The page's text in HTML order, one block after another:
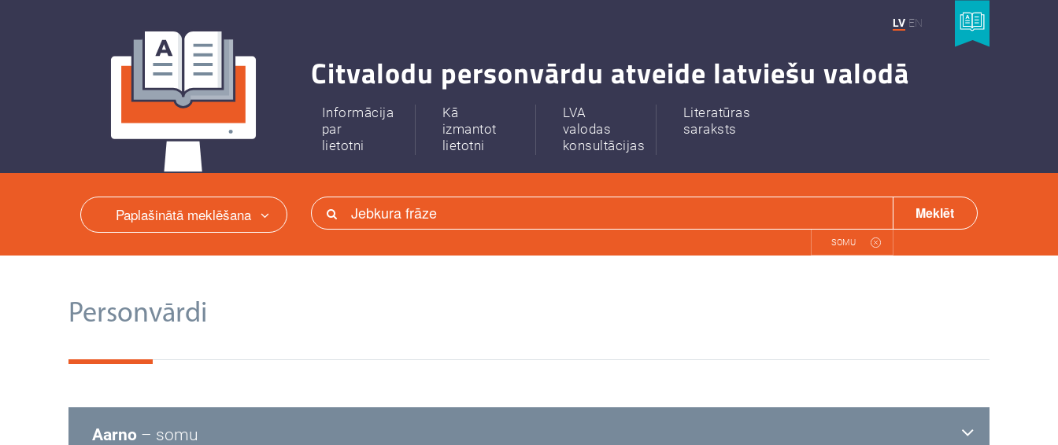
LV EN
Citvalodu personvārdu atveide latviešu valodā
Informācija
par
lietotni
Kā
izmantot
lietotni
LVA
valodas
konsultācijas
Literatūras
saraksts
Paplašinātā meklēšana
SOMU
Meklēt
Personvārdi
Aarno – somu